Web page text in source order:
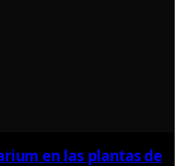
en las plantas de